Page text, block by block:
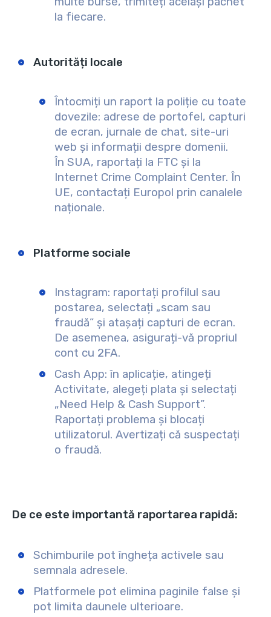
la fiecare.
Autorități locale
Întocmiți un raport la poliție cu toate
dovezile: adrese de portofel, capturi
de ecran, jurnale de chat, site-uri
web și informații despre domenii.
În SUA, raportați la FTC și la
Internet Crime Complaint Center. În
UE, contactați Europol prin canalele
naționale.
Platforme sociale
Instagram: raportați profilul sau
postarea, selectați „scam sau
fraudă” și atașați capturi de ecran.
De asemenea, asigurați-vă propriul
cont cu 2FA.
Cash App: în aplicație, atingeți
Activitate, alegeți plata și selectați
„Need Help & Cash Support”.
Raportați problema și blocați
utilizatorul. Avertizați că suspectați
o fraudă.
De ce este importantă raportarea rapidă:
Schimburile pot îngheța activele sau
semnala adresele.
Platformele pot elimina paginile false și
pot limita daunele ulterioare.